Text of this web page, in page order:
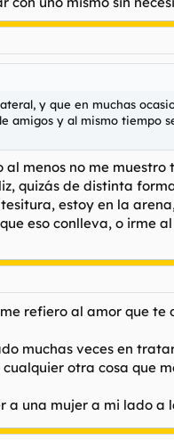
y que en muchas
amigos y al mismo
menos no me
quizás de distinta
estoy en la
eso conlleva, o irme
refiero al amor que
muchas veces en
otra cosa que
a una mujer a mi lado